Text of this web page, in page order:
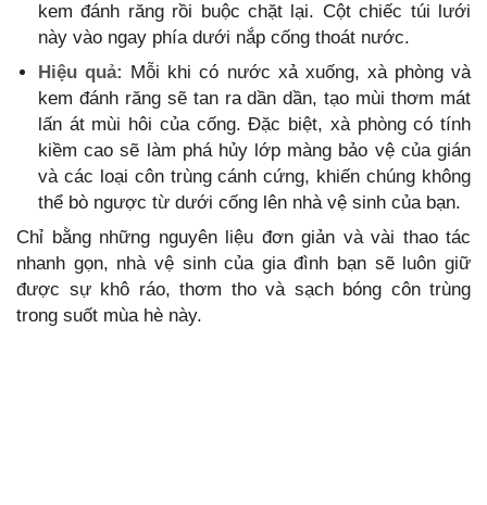
kem đánh răng rồi buộc chặt lại. Cột chiếc túi lưới
này vào ngay phía dưới nắp cống thoát nước.
Hiệu quả: Mỗi khi có nước xả xuống, xà phòng và
kem đánh răng sẽ tan ra dần dần, tạo mùi thơm mát
lấn át mùi hôi của cống. Đặc biệt, xà phòng có tính
kiềm cao sẽ làm phá hủy lớp màng bảo vệ của gián
và các loại côn trùng cánh cứng, khiến chúng không
thể bò ngược từ dưới cống lên nhà vệ sinh của bạn.
Chỉ bằng những nguyên liệu đơn giản và vài thao tác
nhanh gọn, nhà vệ sinh của gia đình bạn sẽ luôn giữ
được sự khô ráo, thơm tho và sạch bóng côn trùng
trong suốt mùa hè này.